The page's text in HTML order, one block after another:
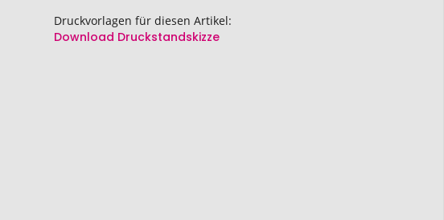
Druckvorlagen für diesen Artikel:
Download Druckstandskizze